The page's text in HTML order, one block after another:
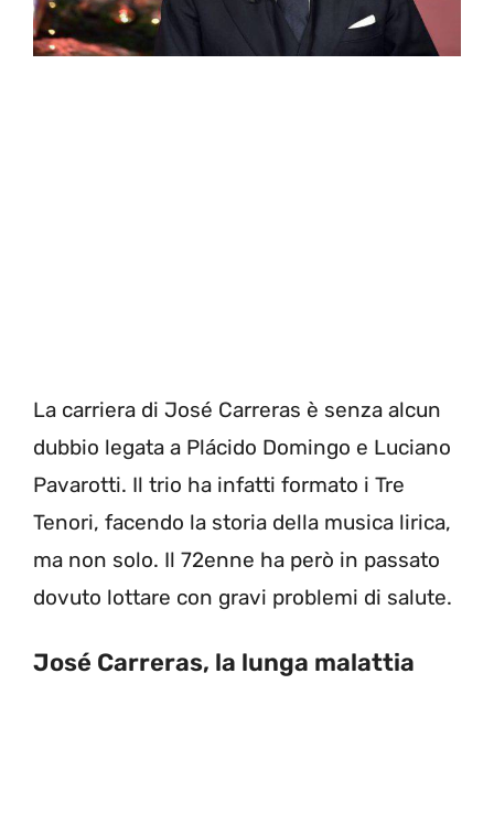
La carriera di José Carreras è senza alcun
dubbio legata a Plácido Domingo e Luciano
Pavarotti. Il trio ha infatti formato i Tre
Tenori, facendo la storia della musica lirica,
ma non solo. Il 72enne ha però in passato
dovuto lottare con gravi problemi di salute.
José Carreras, la lunga malattia